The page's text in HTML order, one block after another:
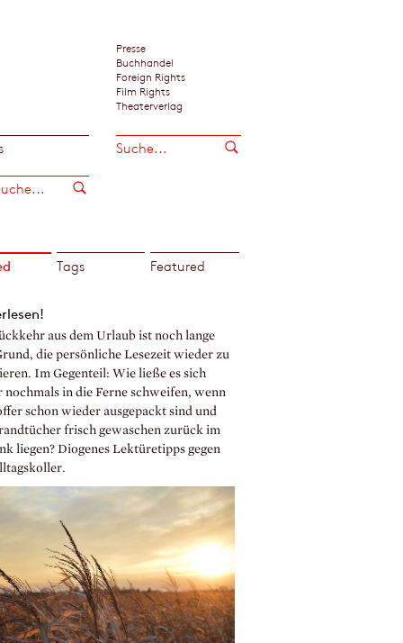
Presse
Buchhandel
Foreign Rights
Film Rights
Theaterverlag
Tags Featured
aus dem Urlaub ist noch lange
die persönliche Lesezeit wieder zu
Im Gegenteil: Wie ließe es sich
nochmals in die Ferne schweifen, wenn
schon wieder ausgepackt sind und
frisch gewaschen zurück im
liegen? Diogenes Lektüretipps gegen